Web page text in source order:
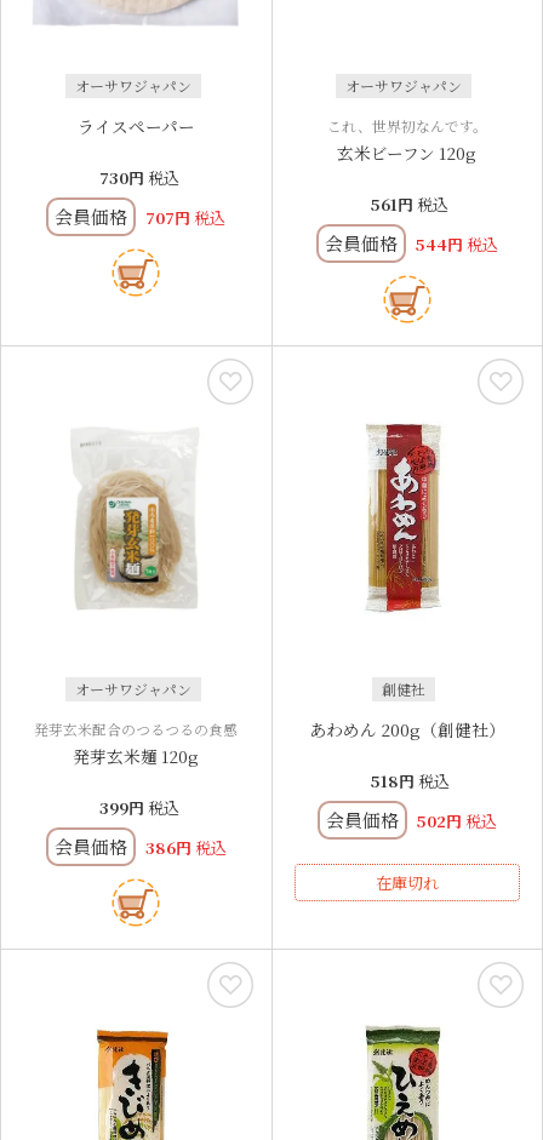
オーサワジャパン
ライスペーパー
730 税込
会員価格 707 税込
オーサワジャパン
これ、世界初なんです。
玄米ビーフン 120g
561 税込
会員価格 544 税込
オーサワジャパン
発芽玄米配合のつるつるの食感
発芽玄米麺 120g
399 税込
会員価格 386 税込
創健社
あわめん 200g（創健社）
518 税込
会員価格 502 税込
在庫切れ